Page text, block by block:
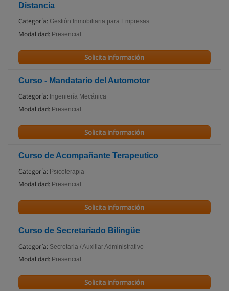
Distancia
Categoría: Gestión Inmobiliaria para Empresas
Modalidad: Presencial
Solicita información
Curso - Mandatario del Automotor
Categoría: Ingeniería Mecánica
Modalidad: Presencial
Solicita información
Curso de Acompañante Terapeutico
Categoría: Psicoterapia
Modalidad: Presencial
Solicita información
Curso de Secretariado Bilingüe
Categoría: Secretaria / Auxiliar Administrativo
Modalidad: Presencial
Solicita información